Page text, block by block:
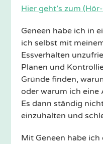
Hier geht’s zum
Geneen habe ich in
ich selbst mit
Essverhalten
Planen und
Gründe finden,
oder warum ich eine
Es dann ständig
einzuhalten und
Mit Geneen habe ich